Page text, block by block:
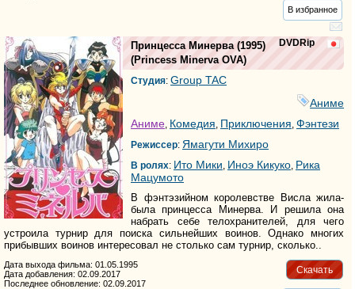
В избранное
DVDRip
Принцесса Минерва(1995)
(Princess Minerva OVA)
Студия: Group TAC
Аниме
Аниме, Комедия, Приключения, Фэнтези
Режиссер: Ямагути Михиро
В ролях: Ито Мики, Иноэ Кикуко, Рика
Мацумото
В фэнтэзийном королевстве Висла жила-
была принцесса Минерва. И решила она
набрать себе телохранителей, для чего
устроила турнир для поиска сильнейших воинов. Однако многих
прибывших воинов интересовал не столько сам турнир, сколько..
Скачать
Дата выхода фильма: 01.05.1995
Дата добавления: 02.09.2017
Последнее обновление: 02.09.2017